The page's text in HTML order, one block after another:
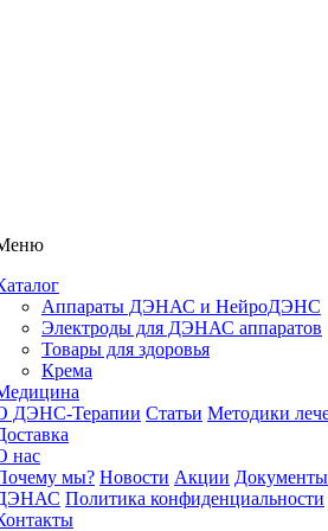
Аппараты ДЭНАС и НейроДЭНС
Электроды для ДЭНАС аппаратов
Товары для здоровья
Крема
ДЭНС-Терапии Статьи Методики
нас
мы? Новости Акции Документы
Политика конфиденциальности